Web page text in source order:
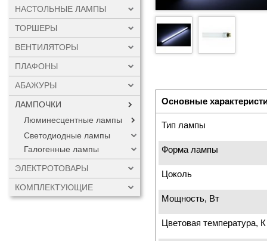
НАСТОЛЬНЫЕ ЛАМПЫ
ТОРШЕРЫ
ВЕНТИЛЯТОРЫ
ПЛАФОНЫ
АБАЖУРЫ
ЛАМПОЧКИ
Люминесцентные лампы
Светодиодные лампы
Галогенные лампы
ЭЛЕКТРОТОВАРЫ
КОМПЛЕКТУЮЩИЕ
Основные
Тип лампы
Форма лампы
Цоколь
Мощность, Вт
Цветовая температура, К